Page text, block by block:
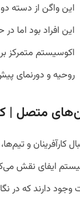
این واگن از دسته
این افراد بود اما
اکوسیستم متمرکز
روحیه و دورنمای
متصل |
کارآفرینان و
ایفای نقش
دارند که در